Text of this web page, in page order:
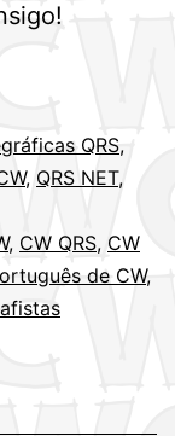
QRS,
, QRS NET,
, CW QRS, CW
de CW,